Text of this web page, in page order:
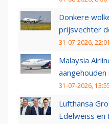
Donkere
prijsvechter
31-07-2026, 22:01
Malaysia
31-07-2026,
Lufthansa
Edelweiss en